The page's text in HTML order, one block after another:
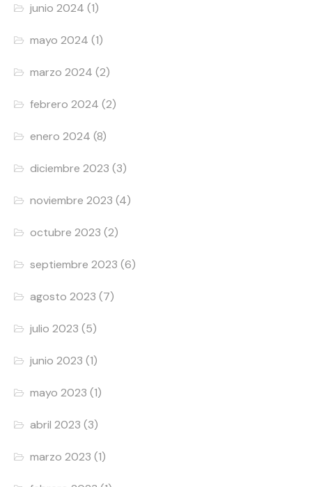
junio 2024 (1)
mayo 2024 (1)
marzo 2024 (2)
febrero 2024 (2)
enero 2024 (8)
diciembre 2023 (3)
noviembre 2023 (4)
octubre 2023 (2)
septiembre 2023 (6)
agosto 2023 (7)
julio 2023 (5)
junio 2023 (1)
mayo 2023 (1)
abril 2023 (3)
marzo 2023 (1)